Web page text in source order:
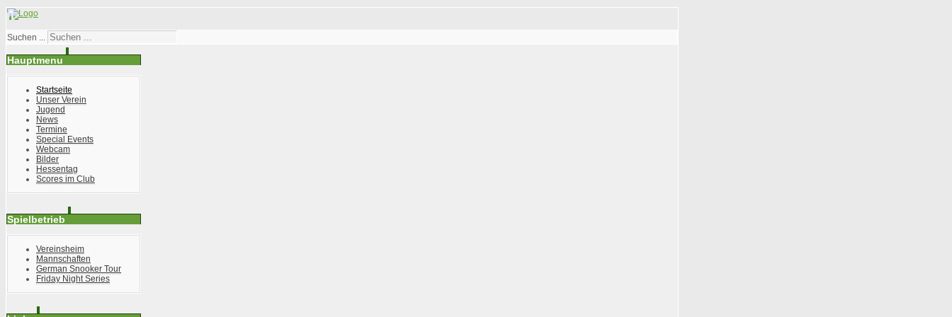
Suchen ...
Hauptmenu
Startseite
Unser Verein
Jugend
News
Termine
Special Events
Webcam
Bilder
Hessentag
Scores im Club
Spielbetrieb
Vereinsheim
Mannschaften
German Snooker Tour
Friday Night Series